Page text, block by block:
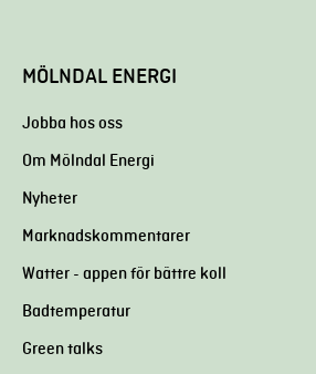
MÖLNDAL ENERGI
Jobba hos oss
Om Mölndal Energi
Nyheter
Marknadskommentarer
Watter - appen för bättre koll
Badtemperatur
Green talks